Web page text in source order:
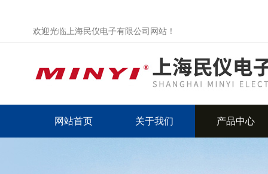
欢迎光临上海民仪电子有限公司网站！
网站首页 关于我们 产品中心